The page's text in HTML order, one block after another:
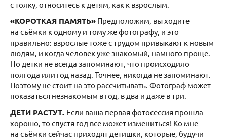
с толку, относитесь к детям, как к взрослым.
«КОРОТКАЯ ПАМЯТЬ» Предположим, вы ходите
на съёмки к одному и тому же фотографу, и это
правильно: взрослые тоже с трудом привыкают к новым
людям, и когда человек уже знакомый, намного проще.
Но детки не всегда запоминают, что происходило
полгода или год назад. Точнее, никогда не запоминают.
Поэтому не стоит на это рассчитывать. Фотограф может
показаться незнакомым в год, в два и даже в три.
ДЕТИ РАСТУТ. Если ваша первая фотосессия прошла
хорошо, то спустя год все может измениться! Ко мне
на съёмки сейчас приходят детишки, которые, будучи